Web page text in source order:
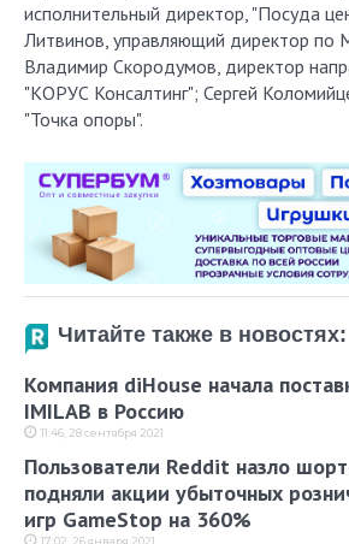
исполнительный директор, "Посуда
Литвинов, управляющий директор по
Владимир Скородумов, директор
"КОРУС Консалтинг"; Сергей
"Точка опоры".
Читайте также в новостях:
Компания diHouse начала
IMILAB в Россию
11:46, 28 сентября 2021
Пользователи Reddit назло
подняли акции убыточных
игр GameStop на 360%